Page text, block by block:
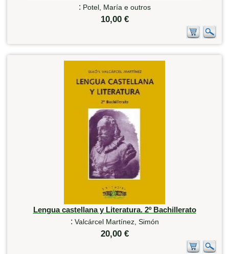
: Potel, María e outros
10,00 €
Lengua castellana y Literatura. 2º Bachillerato
: Valcárcel Martínez, Simón
20,00 €